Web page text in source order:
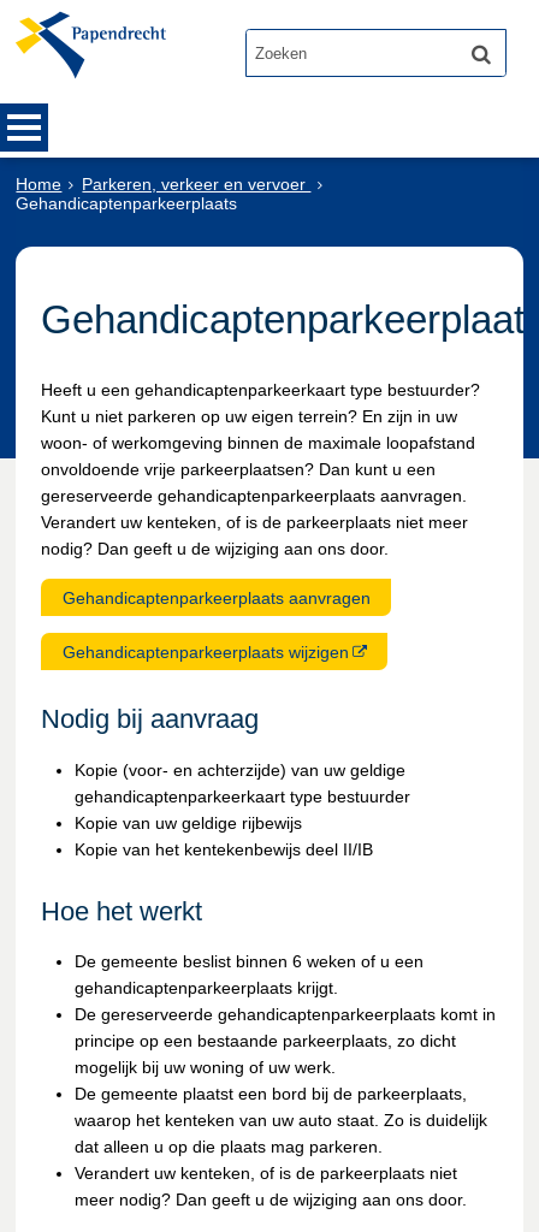
Home
Parkeren, verkeer en vervoer
Gehandicaptenparkeerplaats
Heeft u een gehandicaptenparkeerkaart type bestuurder?
Kunt u niet parkeren op uw eigen terrein? En zijn in uw
woon- of werkomgeving binnen de maximale loopafstand
onvoldoende vrije parkeerplaatsen? Dan kunt u een
gereserveerde gehandicaptenparkeerplaats aanvragen.
Verandert uw kenteken, of is de parkeerplaats niet meer
nodig? Dan geeft u de wijziging aan ons door.
Gehandicaptenparkeerplaats aanvragen
Gehandicaptenparkeerplaats wijzigen
Nodig bij aanvraag
Kopie (voor- en achterzijde) van uw geldige
gehandicaptenparkeerkaart type bestuurder
Kopie van uw geldige rijbewijs
Kopie van het kentekenbewijs deel II/IB
Hoe het werkt
De gemeente beslist binnen 6 weken of u een
gehandicaptenparkeerplaats krijgt.
De gereserveerde gehandicaptenparkeerplaats komt in
principe op een bestaande parkeerplaats, zo dicht
mogelijk bij uw woning of uw werk.
De gemeente plaatst een bord bij de parkeerplaats,
waarop het kenteken van uw auto staat. Zo is duidelijk
dat alleen u op die plaats mag parkeren.
Verandert uw kenteken, of is de parkeerplaats niet
meer nodig? Dan geeft u de wijziging aan ons door.